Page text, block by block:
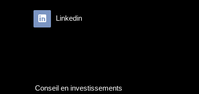
Linkedin
Conseil en investissements